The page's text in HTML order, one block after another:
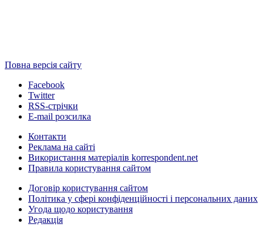
Повна версія сайту
Facebook
Twitter
RSS-стрічки
E-mail розсилка
Контакти
Реклама на сайті
Використання матеріалів korrespondent.net
Правила користування сайтом
Договір користування сайтом
Політика у сфері конфіденційності і персональних даних
Угода щодо користування
Редакція